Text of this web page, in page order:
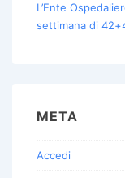
L’Ente
settimana di
META
Accedi